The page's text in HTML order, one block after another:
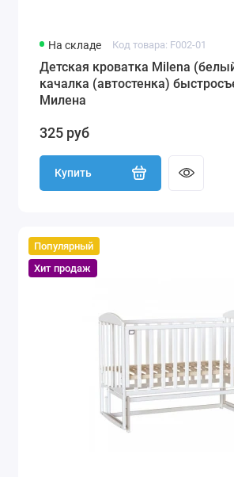
На складе Код товара: F002-01
Детская кроватка Milena
качалка (автостенка)
Милена
325 руб
Купить
Популярный
Хит продаж